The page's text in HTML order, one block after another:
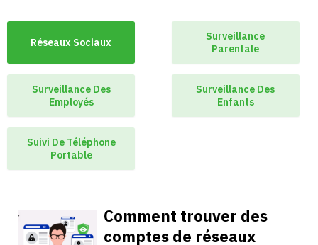
Réseaux Sociaux
Surveillance
Parentale
Surveillance Des
Employés
Surveillance Des
Enfants
Suivi De Téléphone
Portable
Comment trouver des
comptes de réseaux